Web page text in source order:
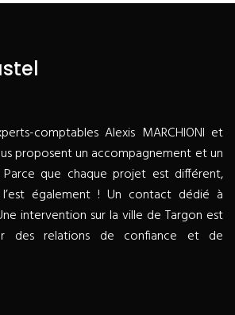
comptables Alexis MARCHIONI et
proposent un accompagnement et un
Parce que chaque projet est différent,
l’est également ! Un contact dédié à
intervention sur la ville de Targon est
des relations de confiance et de